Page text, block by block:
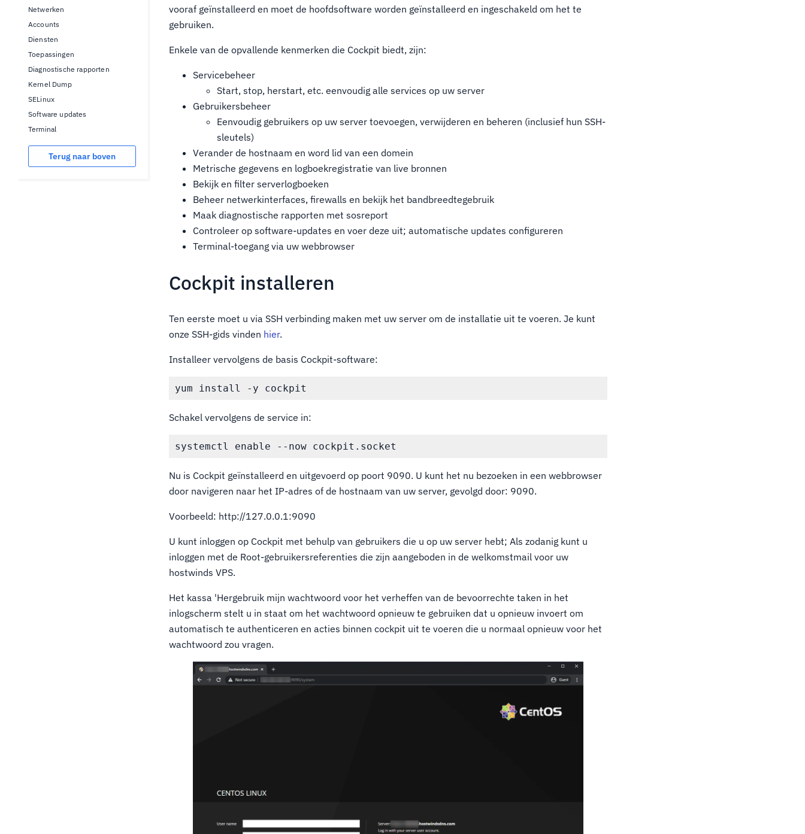
Netwerken
Accounts
Diensten
Toepassingen
Diagnostische rapporten
Kernel Dump
SELinux
Software updates
Terminal
Terug naar boven
vooraf geïnstalleerd en moet de hoofdsoftware worden geïnstalleerd en ingeschakeld om het te
gebruiken.
Enkele van de opvallende kenmerken die Cockpit biedt, zijn:
Servicebeheer
Start, stop, herstart, etc. eenvoudig alle services op uw server
Gebruikersbeheer
Eenvoudig gebruikers op uw server toevoegen, verwijderen en beheren (inclusief hun SSH-
sleutels)
Verander de hostnaam en word lid van een domein
Metrische gegevens en logboekregistratie van live bronnen
Bekijk en filter serverlogboeken
Beheer netwerkinterfaces, firewalls en bekijk het bandbreedtegebruik
Maak diagnostische rapporten met sosreport
Controleer op software-updates en voer deze uit; automatische updates configureren
Terminal-toegang via uw webbrowser
Cockpit installeren
Ten eerste moet u via SSH verbinding maken met uw server om de installatie uit te voeren. Je kunt
onze SSH-gids vinden hier.
Installeer vervolgens de basis Cockpit-software:
Schakel vervolgens de service in:
Nu is Cockpit geïnstalleerd en uitgevoerd op poort 9090. U kunt het nu bezoeken in een webbrowser
door navigeren naar het IP-adres of de hostnaam van uw server, gevolgd door: 9090.
Voorbeeld: http://127.0.0.1:9090
U kunt inloggen op Cockpit met behulp van gebruikers die u op uw server hebt; Als zodanig kunt u
inloggen met de Root-gebruikersreferenties die zijn aangeboden in de welkomstmail voor uw
hostwinds VPS.
Het kassa 'Hergebruik mijn wachtwoord voor het verheffen van de bevoorrechte taken in het
inlogscherm stelt u in staat om het wachtwoord opnieuw te gebruiken dat u opnieuw invoert om
automatisch te authenticeren en acties binnen cockpit uit te voeren die u normaal opnieuw voor het
wachtwoord zou vragen.